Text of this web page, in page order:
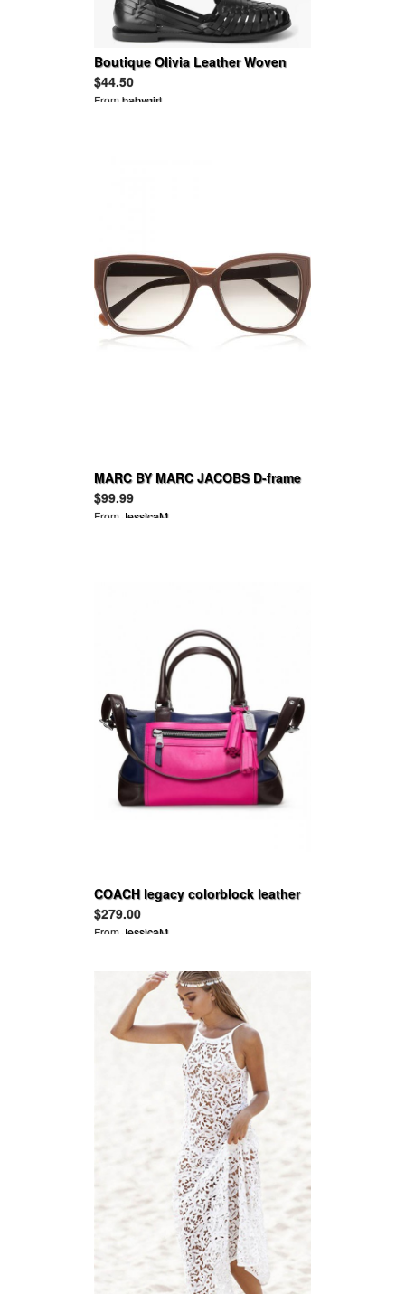
Boutique Olivia Leather Woven
Ballet
$44.50
Frombabygirl
MARC BY MARC JACOBS D-frame
acetate sunglasses
$99.99
From JessicaM
COACH legacy colorblock leather
molly satchel
$279.00
From JessicaM